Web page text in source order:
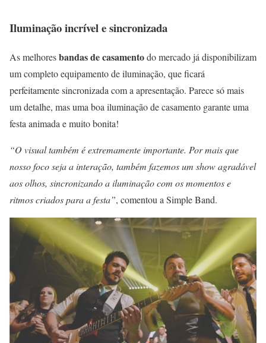
Iluminação incrível e sincronizada
As melhoresbandas de casamentodo mercado já disponibilizam
um completo equipamento de iluminação, que ficará
perfeitamente sincronizada com a apresentação. Parece só mais
um detalhe, mas uma boa iluminação de casamento garante uma
festa animada e muito bonita!
“O visual também é extremamente importante. Por mais que
nosso foco seja a interação, também fazemos um show agradável
aos olhos, sincronizando a iluminação com os momentos e
ritmos criados para a festa”, comentou a Simple Band.